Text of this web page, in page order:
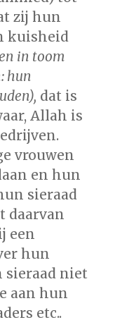
zij hun
kuisheid
in toom
hun
dat is
Allah is
vrouwen
en hun
sieraad
daarvan
een
hun
sieraad niet
aan hun
etc..